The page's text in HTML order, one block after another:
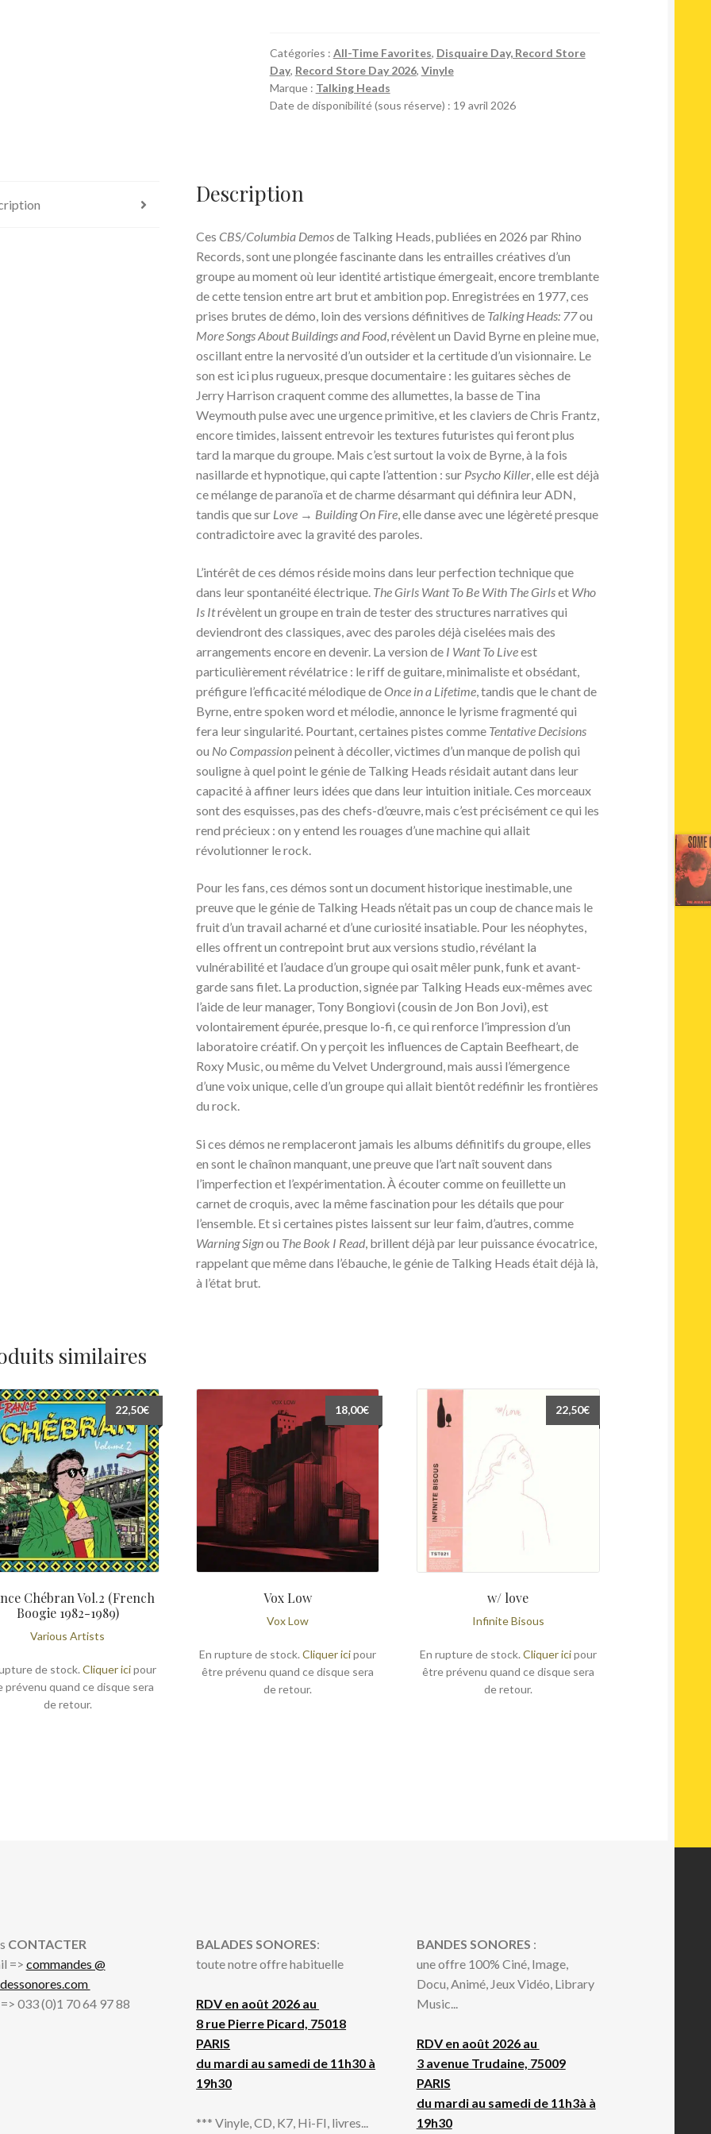
Demos
Catégories : All-Time Favorites, Disquaire Day, Record Store
Day, Record Store Day 2026, Vinyle
Marque : Talking Heads
Date de disponibilité (sous réserve) : 19 avril 2026
Description
CesCBS/Columbia Demosde Talking Heads, publiées en 2026 par Rhino
Records, sont une plongée fascinante dans les entrailles créatives d’un
groupe au moment où leur identité artistique émergeait, encore tremblante
de cette tension entre art brut et ambition pop. Enregistrées en 1977, ces
prises brutes de démo, loin des versions définitives de Talking Heads: 77ou
More Songs About Buildings and Food, révèlent un David Byrne en pleine mue,
oscillant entre la nervosité d’un outsider et la certitude d’un visionnaire. Le
son est ici plus rugueux, presque documentaire : les guitares sèches de
Jerry Harrison craquent comme des allumettes, la basse de Tina
Weymouth pulse avec une urgence primitive, et les claviers de Chris Frantz,
encore timides, laissent entrevoir les textures futuristes qui feront plus
tard la marque du groupe. Mais c’est surtout la voix de Byrne, à la fois
nasillarde et hypnotique, qui capte l’attention : sur Psycho Killer, elle est déjà
ce mélange de paranoïa et de charme désarmant qui définira leur ADN,
tandis que sur Love → Building On Fire, elle danse avec une légèreté presque
contradictoire avec la gravité des paroles.
L’intérêt de ces démos réside moins dans leur perfection technique que
dans leur spontanéité électrique. The Girls Want To Be With The Girlset Who
Is Itrévèlent un groupe en train de tester des structures narratives qui
deviendront des classiques, avec des paroles déjà ciselées mais des
arrangements encore en devenir. La version de I Want To Liveest
particulièrement révélatrice : le riff de guitare, minimaliste et obsédant,
préfigure l’efficacité mélodique deOnce in a Lifetime , tandis que le chant de
Byrne, entre spoken word et mélodie, annonce le lyrisme fragmenté qui
fera leur singularité. Pourtant, certaines pistes comme Tentative Decisions
ou No Compassionpeinent à décoller, victimes d’un manque de polish qui
souligne à quel point le génie de Talking Heads résidait autant dans leur
capacité à affiner leurs idées que dans leur intuition initiale. Ces morceaux
sont des esquisses, pas des chefs-d’œuvre, mais c’est précisément ce qui les
rend précieux : on y entend les rouages d’une machine qui allait
révolutionner le rock.
Pour les fans, ces démos sont un document historique inestimable, une
preuve que le génie de Talking Heads n’était pas un coup de chance mais le
fruit d’un travail acharné et d’une curiosité insatiable. Pour les néophytes,
elles offrent un contrepoint brut aux versions studio, révélant la
vulnérabilité et l’audace d’un groupe qui osait mêler punk, funk et avant-
garde sans filet. La production, signée par Talking Heads eux-mêmes avec
l’aide de leur manager, Tony Bongiovi (cousin de Jon Bon Jovi), est
volontairement épurée, presque lo-fi, ce qui renforce l’impression d’un
laboratoire créatif. On y perçoit les influences de Captain Beefheart, de
Roxy Music, ou même du Velvet Underground, mais aussi l’émergence
d’une voix unique, celle d’un groupe qui allait bientôt redéfinir les frontières
du rock.
Si ces démos ne remplaceront jamais les albums définitifs du groupe, elles
en sont le chaînon manquant, une preuve que l’art naît souvent dans
l’imperfection et l’expérimentation. À écouter comme on feuillette un
carnet de croquis, avec la même fascination pour les détails que pour
l’ensemble. Et si certaines pistes laissent sur leur faim, d’autres, comme
Warning Signou The Book I Read, brillent déjà par leur puissance évocatrice,
rappelant que même dans l’ébauche, le génie de Talking Heads était déjà là,
à l’état brut.
similaires
Chébran Vol.2 (French
Boogie 1982-1989)
Various Artists
22,50€
de stock. Cliquer icipour
prévenu quand ce disque sera
de retour.
Vox Low
Vox Low
18,00€
En rupture de stock.Cliquer icipour
être prévenu quand ce disque sera
de retour.
w/ love
Infinite Bisous
22,50€
En rupture de stock. Cliquer icipour
être prévenu quand ce disque sera
de retour.
CONTACTER
=> commandes @
033 (0)1 70 64 97 88
BALADES SONORES:
toute notre offre habituelle
RDV en août 2026 au
8 rue Pierre Picard, 75018
PARIS
du mardi au samedi de 11h30 à
19h30
*** Vinyle, CD, K7, Hi-FI, livres...
BANDES SONORES :
une offre 100% Ciné, Image,
Docu, Animé, Jeux Vidéo, Library
Music...
RDV en août 2026 au
3 avenue Trudaine, 75009
PARIS
du mardi au samedi de 11h3à à
19h30